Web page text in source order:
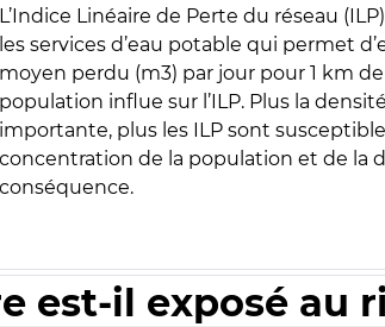
L’Indice Linéaire de Perte du réseau
les services d’eau potable qui permet
moyen perdu (m3) par jour pour 1 km
population influe sur l’ILP. Plus la
importante, plus les ILP sont
concentration de la population et de la
conséquence.
est-il exposé au